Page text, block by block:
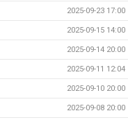
2025-09-23 17:00
2025-09-15 14:00
2025-09-14 20:00
2025-09-11 12:04
2025-09-10 20:00
2025-09-08 20:00